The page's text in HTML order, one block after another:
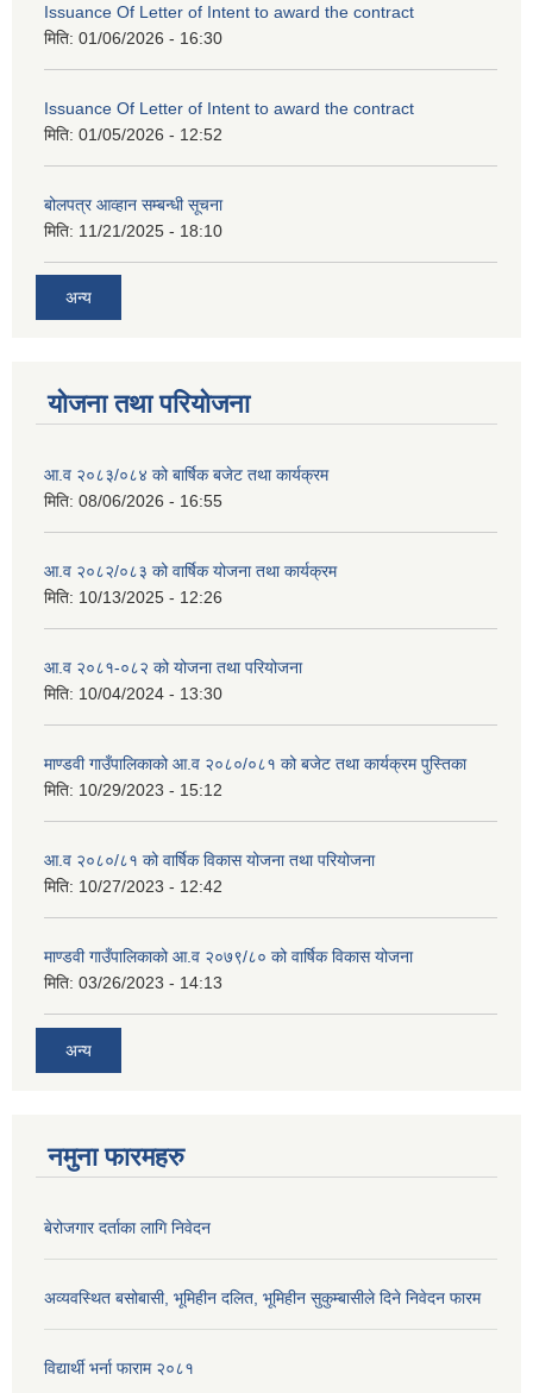
Issuance Of Letter of Intent to award the contract
मिति: 01/06/2026 - 16:30
Issuance Of Letter of Intent to award the contract
मिति: 01/05/2026 - 12:52
बोलपत्र आव्हान सम्बन्धी सूचना
मिति: 11/21/2025 - 18:10
अन्य
योजना तथा परियोजना
आ.व २०८३/०८४ को बार्षिक बजेट तथा कार्यक्रम
मिति: 08/06/2026 - 16:55
आ.व २०८२/०८३ को वार्षिक योजना तथा कार्यक्रम
मिति: 10/13/2025 - 12:26
आ.व २०८१-०८२ को योजना तथा परियोजना
मिति: 10/04/2024 - 13:30
माण्डवी गाउँपालिकाको आ.व २०८०/०८१ को बजेट तथा कार्यक्रम पुस्तिका
मिति: 10/29/2023 - 15:12
आ.व २०८०/८१ को वार्षिक विकास योजना तथा परियोजना
मिति: 10/27/2023 - 12:42
माण्डवी गाउँपालिकाको आ.व २०७९/८० को वार्षिक विकास योजना
मिति: 03/26/2023 - 14:13
अन्य
नमुना फारमहरु
बेरोजगार दर्ताका लागि निवेदन
अव्यवस्थित बसोबासी, भूमिहीन दलित, भूमिहीन सुकुम्बासीले दिने निवेदन फारम
विद्यार्थी भर्ना फाराम २०८१